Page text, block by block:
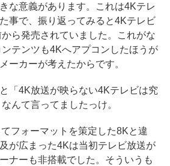
な意義があります。これは4Kテレ
事で、振り返ってみると4Kテレビ
ら発売されていました。これがな
テンツも4Kへアプコンしたほうが
ーカーが考えたからです。
4K放送が映らない4Kテレビは究
んて言ってましたっけ。
フォーマットを策定した8Kと違
が広まった4Kは当初テレビ放送が
ナーも非搭載でした。そういうも